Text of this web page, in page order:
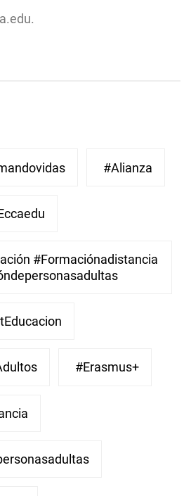
#Alianza
#formaciónadistancia
#Erasmus+